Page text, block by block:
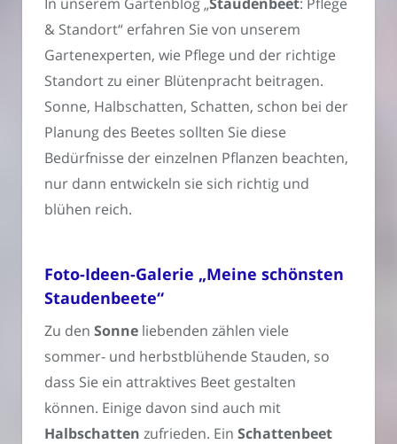
& Standort“ erfahren Sie von unserem
Gartenexperten, wie Pflege und der richtige
Standort zu einer Blütenpracht beitragen.
Sonne, Halbschatten, Schatten, schon bei der
Planung des Beetes sollten Sie diese
Bedürfnisse der einzelnen Pflanzen beachten,
nur dann entwickeln sie sich richtig und
blühen reich.
Foto-Ideen-Galerie „Meine schönsten
Staudenbeete“
Zu den Sonne liebenden zählen viele
sommer- und herbstblühende Stauden, so
dass Sie ein attraktives Beet gestalten
können. Einige davon sind auch mit
Halbschatten zufrieden. Ein Schattenbeet